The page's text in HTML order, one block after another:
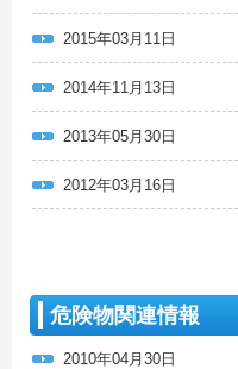
2015年03月11日
2014年11月13日
2013年05月30日
2012年03月16日
危険物関連情報
2010年04月30日